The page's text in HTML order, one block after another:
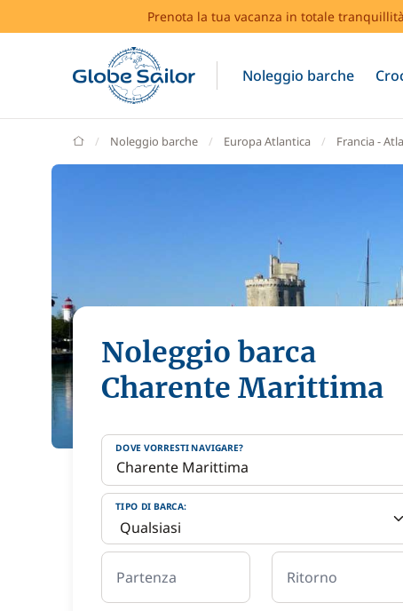
Prenota la tua vacanza in totale
Noleggio barche
GlobeSailor
Noleggio barche Europa Atlantica Francia -
Noleggio barca
Charente Marittima
DOVE VORRESTI NAVIGARE?
TIPO DI BARCA:
Partenza Ritorno